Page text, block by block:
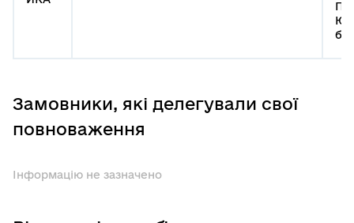
б.
Замовники, які делегували свої
повноваження
Інформацію не зазначено